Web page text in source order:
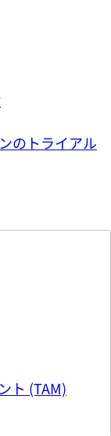
のトライアル
ト (TAM)